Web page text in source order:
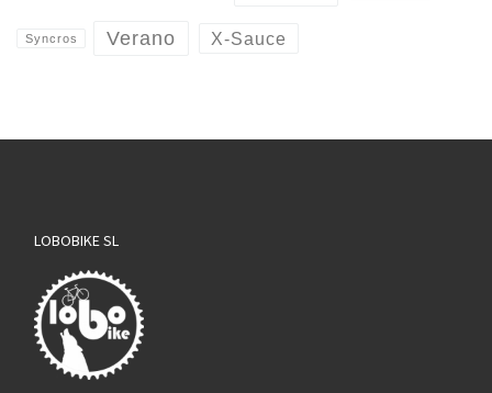
Syncros Verano X-Sauce
LOBOBIKE SL